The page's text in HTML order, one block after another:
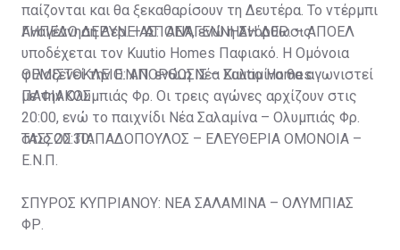
παίζονται και θα ξεκαθαρίσουν τη Δευτέρα. Το ντέρμπι
Αναγέννηση Δερ. – ΑΠΟΕΛ, ενώ η Ανόρθωσις
υποδέχεται τον Kuutio Homes Παφιακό. Η Ομόνοια
φιλοξενεί την Ε.Ν.Π. ενώ η Νέα Σαλαμίνα θα αγωνιστεί
με την Ολυμπιάς Φρ. Οι τρεις αγώνες αρχίζουν στις
20:00, ενώ το παιχνίδι Νέα Σαλαμίνα – Ολυμπιάς Φρ.
στις 20:30.
ΓΗΠΕΔΟ ΔΕΡΥΝΕΙΑΣ: ΑΝΑΓΕΝΝΗΣΗ ΔΕΡ. – ΑΠΟΕΛ
ΘΕΜΙΣΤΟΚΛΕΙΟ: ΑΝΟΡΘΩΣΙΣ – Kuutio Homes
ΠΑΦΙΑΚΟΣ
ΤΑΣΣΟΣ ΠΑΠΑΔΟΠΟΥΛΟΣ – ΕΛΕΥΘΕΡΙΑ ΟΜΟΝΟΙΑ –
Ε.Ν.Π.
ΣΠΥΡΟΣ ΚΥΠΡΙΑΝΟΥ: ΝΕΑ ΣΑΛΑΜΙΝΑ – ΟΛΥΜΠΙΑΣ
ΦΡ.